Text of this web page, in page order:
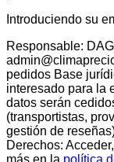
Introduciendo su
Responsable:
pedidos Base
interesado para la
datos serán
(transportistas,
gestión de
Derechos:
más en la política